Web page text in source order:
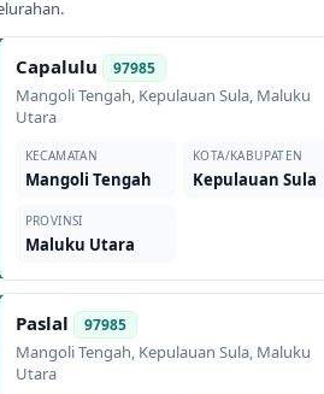
Capalulu 97985
Mangoli Tengah, Kepulauan Sula, Maluku
Utara
KECAMATAN
Mangoli Tengah
KOTA/KABUPATEN
Kepulauan Sula
PROVINSI
Maluku Utara
Paslal 97985
Mangoli Tengah, Kepulauan Sula, Maluku
Utara